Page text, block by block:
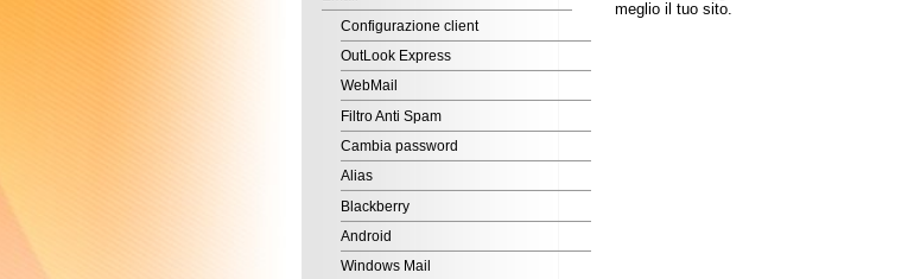
OutLook Express
WebMail
Filtro Anti Spam
Cambia password
Blackberry
Android
Windows Mail
Posta Certificata
Risponditore automatico